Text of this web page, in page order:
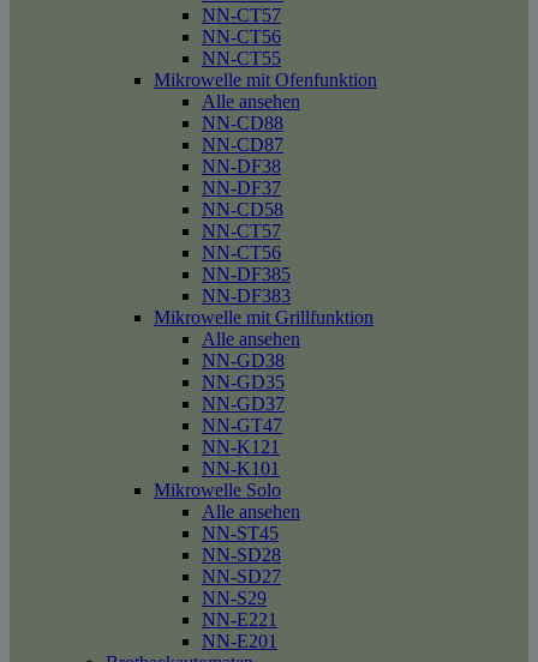
NN-CT57
NN-CT56
NN-CT55
Mikrowelle mit Ofenfunktion
Alle ansehen
NN-CD88
NN-CD87
NN-DF38
NN-DF37
NN-CD58
NN-CT57
NN-CT56
NN-DF385
NN-DF383
Mikrowelle mit Grillfunktion
Alle ansehen
NN-GD38
NN-GD35
NN-GD37
NN-GT47
NN-K121
NN-K101
Mikrowelle Solo
Alle ansehen
NN-ST45
NN-SD28
NN-SD27
NN-S29
NN-E221
NN-E201